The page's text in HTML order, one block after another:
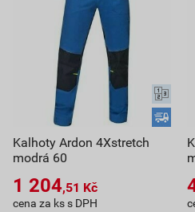
Kalhoty Ardon 4Xstretch
modrá 60
1 204,51 Kč
cena za ks s DPH